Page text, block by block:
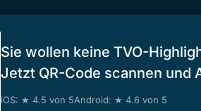
Sie wollen keine TVO-
Jetzt QR-Code scannen und
iOS: ★ 4.5 von 5Android: ★ 4.6 von 5